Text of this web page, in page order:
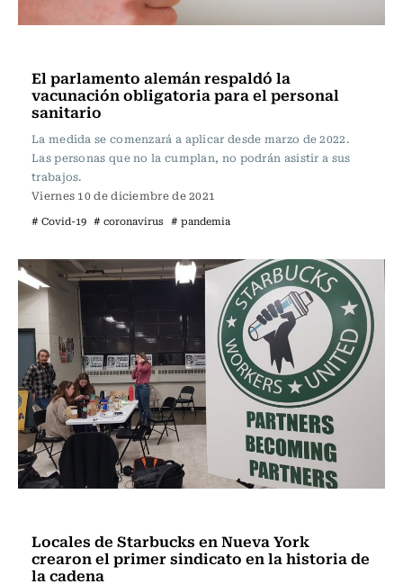
El parlamento alemán respaldó la
vacunación obligatoria para el personal
sanitario
La medida se comenzará a aplicar desde marzo de 2022.
Las personas que no la cumplan, no podrán asistir a sus
trabajos.
Viernes 10 de diciembre de 2021
# Covid-19 # coronavirus # pandemia
Locales de Starbucks en Nueva York
crearon el primer sindicato en la historia de
la cadena